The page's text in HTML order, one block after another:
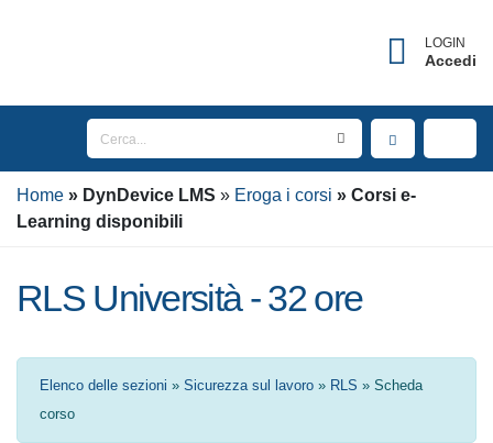
LOGIN
Accedi
Home DynDevice LMS Eroga i corsi
Corsi e-
Learning disponibili
×
Inserisci l'indirizzo Email associato al tuo account
per ricevere il tuo username.
Email
TORNA AL LOGIN
RLS Università - 32 ore
Elenco delle sezioni»Sicurezza sul lavoro»RLS» Scheda corso